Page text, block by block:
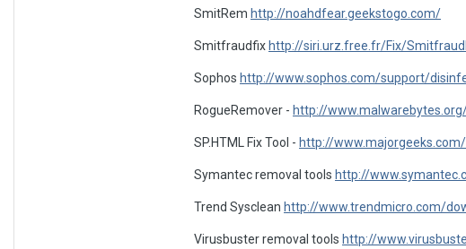
SmitRem http://noahdfear.geekstogo.com/
Smitfraudfix http://siri.urz.free.fr/Fix/
Sophos http://www.sophos.com/support/
RogueRemover - http://
SP.HTML Fix Tool - http://
Symantec removal tools http://
Trend Sysclean http://www.trendmicro.com/
Virusbuster removal tools http://